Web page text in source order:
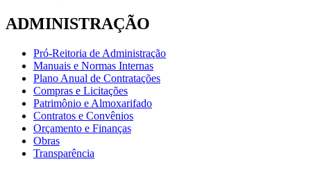
ADMINISTRAÇÃO
Pró-Reitoria de Administração
Manuais e Normas Internas
Plano Anual de Contratações
Compras e Licitações
Patrimônio e Almoxarifado
Contratos e Convênios
Orçamento e Finanças
Obras
Transparência